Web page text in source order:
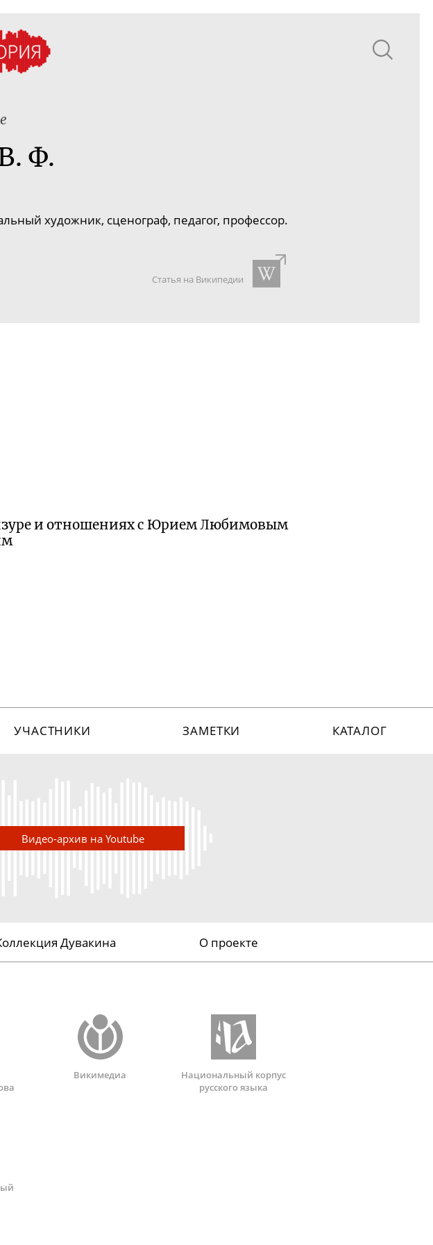
Ф.
художник, сценограф, педагог, профессор.
Статья на Википедии
и отношениях с Юрием Любимовым
УЧАСТНИКИ ЗАМЕТКИ КАТАЛОГ
Видео-архив на Youtube
Дувакина О проекте
Викимедиа
Национальный корпус
русского языка